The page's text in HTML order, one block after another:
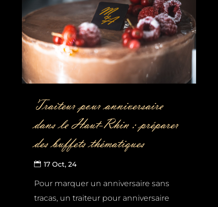
Traiteur pour anniversaire
dans le Haut-Rhin : préparer
des buffets thématiques
17 Oct, 24
Pour marquer un anniversaire sans
tracas, un traiteur pour anniversaire